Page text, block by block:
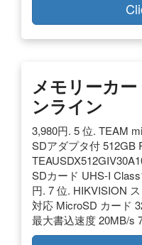
メモリーカ
ンライン
3,980円. 5 位. TEAM
SDアダプタ付 512GB
SDカード UHS-I
円. 7 位. HIKVISION
対応 MicroSD カード
最大書込速度 20MB/s